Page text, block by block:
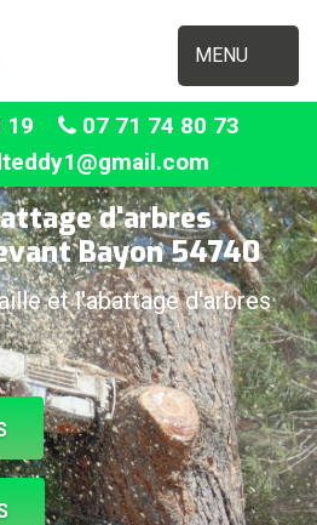
MENU
19
07 71 74 80 73
d'arbres
Bayon 54740
et l'abattage d'arbres